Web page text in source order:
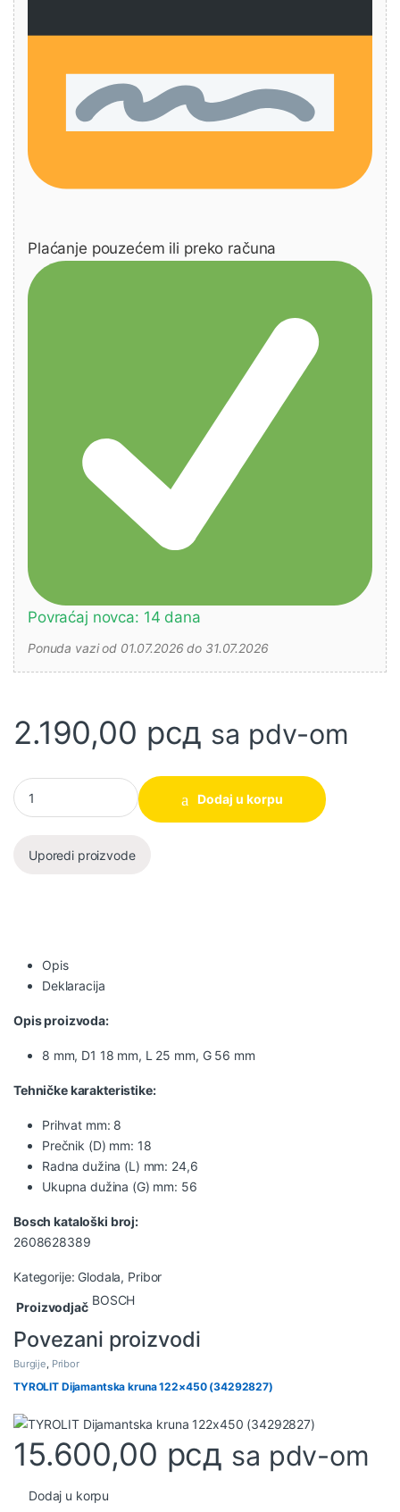
Plaćanje pouzećem ili preko računa
Povraćaj novca: 14 dana
Ponuda vazi od 01.07.2026 do 31.07.2026
2.190,00 рсд sa pdv-om
Glodala za kanale 8 mm, D1 18 mm, L 25 mm, G 56 mm BOSCH
Dodaj u korpu
Uporedi proizvode
Opis
Deklaracija
Opis proizvoda:
8 mm, D1 18 mm, L 25 mm, G 56 mm
Tehničke karakteristike:
Prihvat mm: 8
Prečnik (D) mm: 18
Radna dužina (L) mm: 24,6
Ukupna dužina (G) mm: 56
Bosch kataloški broj:
2608628389
Kategorije: Glodala, Pribor
Proizvodjač BOSCH
Povezani proizvodi
Burgije, Pribor
TYROLIT Dijamantska kruna 122×450 (34292827)
15.600,00 рсд sa pdv-om
Dodaj u korpu